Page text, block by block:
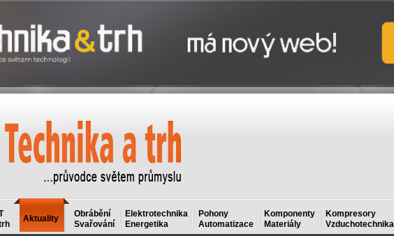
Aktuality
Obrábění
Svařování
Elektrotechnika
Energetika
Pohony
Automatizace
Komponenty
Materiály
Kompresory
Vzduchotechnika